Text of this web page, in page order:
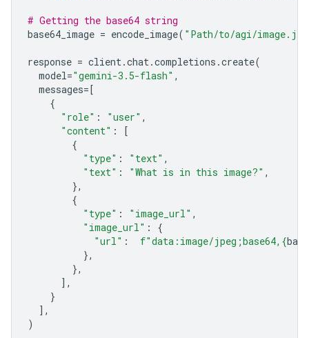
# Getting the base64 string
base64_image = encode_image( "Path/to/agi/
response = client.chat.completions .create(
model="gemini-3.5-flash" ,
messages=[
{
"role" : "user" ,
"content" :
[
{
"type" : "text" ,
"text" : "What is in this image?" ,
},
{
"type" : "image_url" ,
"image_url" :
{
"url" : f"data:image/jpeg;base64, {
},
},
],
}
],
)